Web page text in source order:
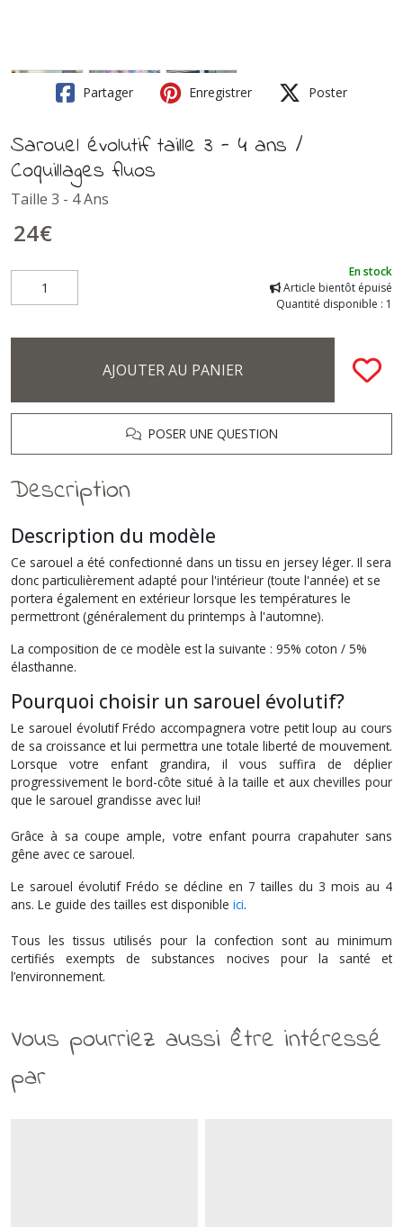
Partager Enregistrer Poster
Sarouel évolutif taille 3 - 4 ans /
Coquillages fluos
Taille 3 - 4 Ans
24€
En stock
Article bientôt épuisé
Quantité disponible : 1
AJOUTER AU PANIER
POSER UNE QUESTION
Description
Description du modèle
Ce sarouel a été confectionné dans un tissu en jersey léger. Il sera
donc particulièrement adapté pour l'intérieur (toute l'année) et se
portera également en extérieur lorsque les températures le
permettront (généralement du printemps à l'automne).
La composition de ce modèle est la suivante : 95% coton / 5%
élasthanne.
Pourquoi choisir un sarouel évolutif?
Le sarouel évolutif Frédo accompagnera votre petit loup au cours
de sa croissance et lui permettra une totale liberté de mouvement.
Lorsque votre enfant grandira, il vous suffira de déplier
progressivement le bord-côte situé à la taille et aux chevilles pour
que le sarouel grandisse avec lui!
Grâce à sa coupe ample, votre enfant pourra crapahuter sans
gêne avec ce sarouel.
Le sarouel évolutif Frédo se décline en 7 tailles du 3 mois au 4
ans. Le guide des tailles est disponible ici.
Tous les tissus utilisés pour la confection sont au minimum
certifiés exempts de substances nocives pour la santé et
l’environnement.
Vous pourriez aussi être intéressé
par